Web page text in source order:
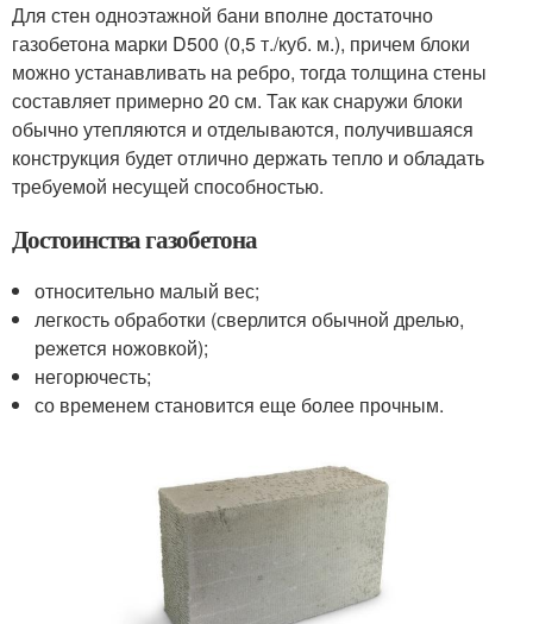
Для стен одноэтажной бани вполне достаточно
газобетона марки D500 (0,5 т./куб. м.), причем блоки
можно устанавливать на ребро, тогда толщина стены
составляет примерно 20 см. Так как снаружи блоки
обычно утепляются и отделываются, получившаяся
конструкция будет отлично держать тепло и обладать
требуемой несущей способностью.
Достоинства газобетона
относительно малый вес;
легкость обработки (сверлится обычной дрелью,
режется ножовкой);
негорючесть;
со временем становится еще более прочным.